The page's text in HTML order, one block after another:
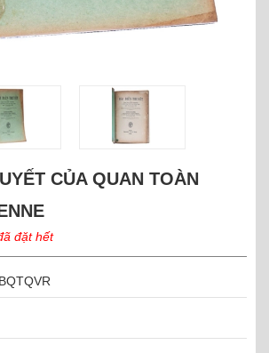
CỦA QUAN TOÀN
đặt hết